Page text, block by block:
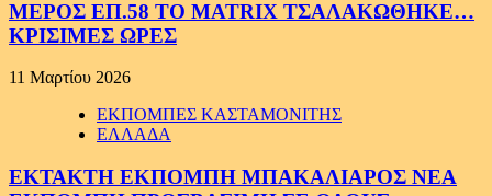
ΜΕΡΟΣ ΕΠ.58 ΤΟ MATRIX ΤΣΑΛΑΚΩΘΗΚΕ…
ΚΡΙΣΙΜΕΣ ΩΡΕΣ
11 Μαρτίου 2026
ΕΚΠΟΜΠΕΣ ΚΑΣΤΑΜΟΝΙΤΗΣ
ΕΛΛΑΔΑ
ΕΚΤΑΚΤΗ ΕΚΠΟΜΠΗ ΜΠΑΚΑΛΙΑΡΟΣ ΝΕΑ